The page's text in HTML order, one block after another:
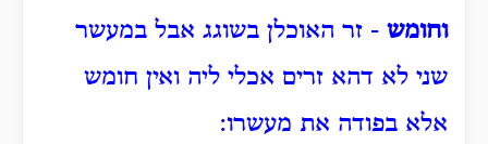
וחומש - זר האוכלן בשוגג אבל במעשר
שני לא דהא זרים אכלי ליה ואין חומש
אלא בפודה את מעשרו: